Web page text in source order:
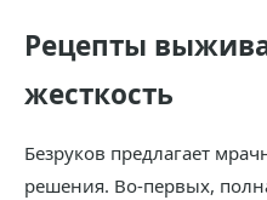
Рецепты
жесткость
Безруков предлагает
решения. Во-первых,